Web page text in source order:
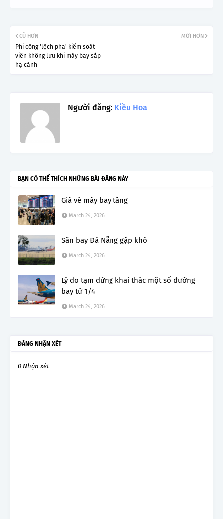
MỚI HƠN
CŨ HƠN
Phi công 'lệch pha' kiểm soát
viên không lưu khi máy bay sắp
hạ cánh
Người đăng: Kiều Hoa
BẠN CÓ THỂ THÍCH NHỮNG BÀI ĐĂNG NÀY
Giá vé máy bay tăng
March 24, 2026
Sân bay Đà Nẵng gặp khó
March 24, 2026
Lý do tạm dừng khai thác một số đường
bay từ 1/4
March 24, 2026
ĐĂNG NHẬN XÉT
0 Nhận xét